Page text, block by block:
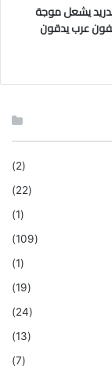
مدريد يشعل موجة
عرب يدقون
(2)
(22)
(1)
(109)
(1)
(19)
(24)
(13)
(7)